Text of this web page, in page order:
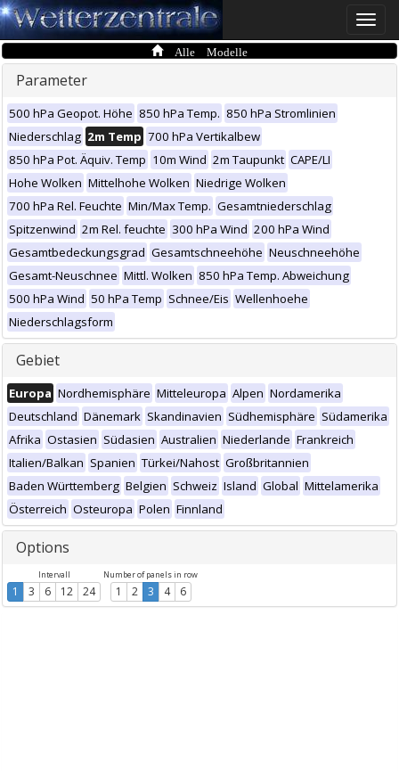
Toggle
Alle Modelle
Parameter
500 hPa Geopot. Höhe 850 hPa Temp. 850 hPa Stromlinien
Niederschlag 2m Temp 700 hPa Vertikalbew
850 hPa Pot. Äquiv. Temp 10m Wind 2m Taupunkt CAPE/LI
Hohe Wolken Mittelhohe Wolken Niedrige Wolken
700 hPa Rel. Feuchte Min/Max Temp. Gesamtniederschlag
Spitzenwind 2m Rel. feuchte 300 hPa Wind 200 hPa Wind
Gesamtbedeckungsgrad Gesamtschneehöhe Neuschneehöhe
Gesamt-Neuschnee Mittl. Wolken 850 hPa Temp. Abweichung
500 hPa Wind 50 hPa Temp Schnee/Eis Wellenhoehe
Niederschlagsform
Gebiet
Europa Nordhemisphäre Mitteleuropa Alpen Nordamerika
Deutschland Dänemark Skandinavien Südhemisphäre Südamerika
Afrika Ostasien Südasien Australien Niederlande Frankreich
Italien/Balkan Spanien Türkei/Nahost Großbritannien
Baden Württemberg Belgien Schweiz Island Global Mittelamerika
Österreich Osteuropa Polen Finnland
Options
Intervall
1 3 6 12 24
Number of panels in row
1 2 3 4 6